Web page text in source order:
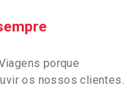
porque
os nossos clientes.